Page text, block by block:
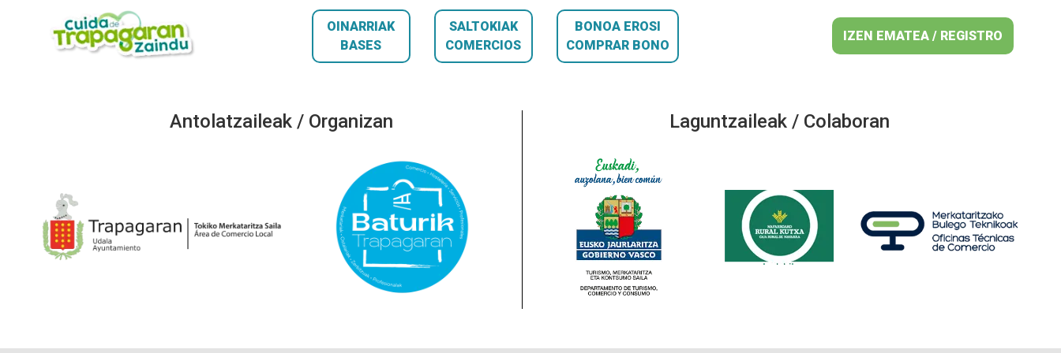
OINARRIAK
BASES
SALTOKIAK
COMERCIOS
BONOA EROSI
COMPRAR BONO
IZEN EMATEA / REGISTRO
Antolatzaileak / Organizan Laguntzaileak / Colaboran